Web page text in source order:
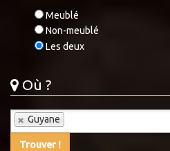
Meublé
Non-meublé
Les deux
Où ?
Guyane
Trouver !